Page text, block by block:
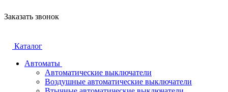
Заказать звонок
Каталог
Автоматы
Автоматические выключатели
Воздушные автоматические выключатели